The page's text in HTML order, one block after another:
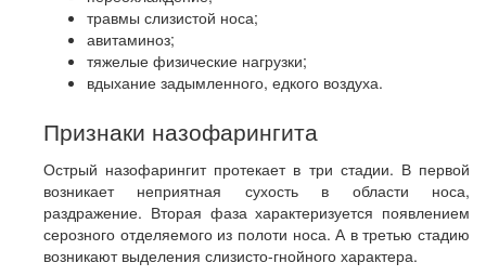
травмы слизистой носа;
авитаминоз;
тяжелые физические нагрузки;
вдыхание задымленного, едкого воздуха.
Признаки назофарингита
Острый назофарингит протекает в три стадии. В первой
возникает неприятная сухость в области носа,
раздражение. Вторая фаза характеризуется появлением
серозного отделяемого из полоти носа. А в третью стадию
возникают выделения слизисто-гнойного характера.